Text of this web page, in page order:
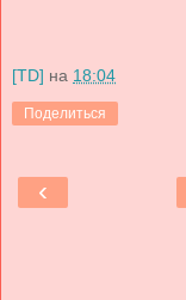
[TD] на 18:04
Поделиться
‹